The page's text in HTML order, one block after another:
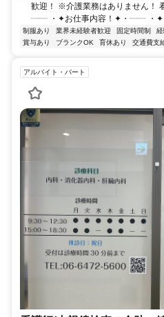
歓迎！ ※介護業務はありません！
┈┈ ・✦お仕事内容！✦・┈┈ ・✦
制服あり 業界未経験者歓迎 固定時間制
賞与あり
ブランクOK 育休あり 交通費支
アルバイト・パート